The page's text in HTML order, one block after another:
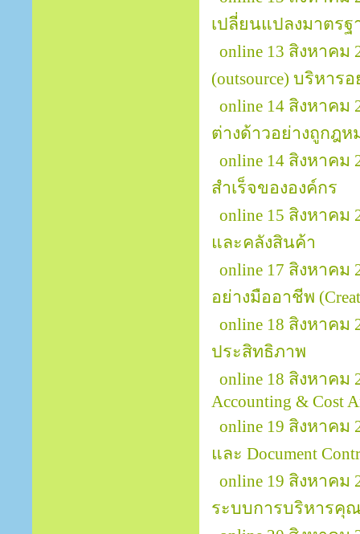
เปลี่ยนแปลงมาตร
online 13 สิงหาค
(outsource) บริหารอ
online 14 สิงหาคม
ต่างด้าวอย่างถูกฎห
online 14 สิงหาค
สำเร็จขององค์กร
online 15 สิงหาค
และคลังสินค้า
online 17 สิงหาคม
อย่างมืออาชีพ
online 18 สิงหาค
ประสิทธิภาพ
online 18 สิงหาค
Accounting & Cost
online 19 สิงหาคม
และ Document
online 19 สิงหาคม
ระบบการบริหารคุณ